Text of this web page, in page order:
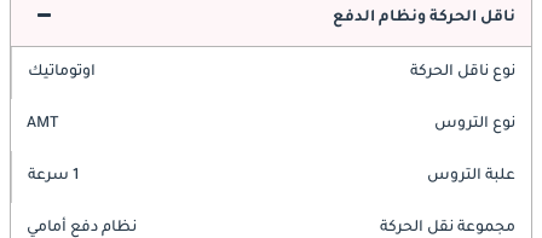
ناقل الحركة ونظام الدفع
نوع ناقل الحركة اوتوماتيك
نوع التروس AMT
علبة التروس 1 سرعة
مجموعة نقل الحركة نظام دفع أمامي